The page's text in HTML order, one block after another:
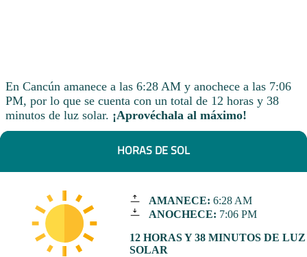
En Cancún amanece a las 6:28 AM y anochece a las 7:06
PM, por lo que se cuenta con un total de 12 horas y 38
minutos de luz solar. ¡Aprovéchala al máximo!
HORAS DE SOL
AMANECE: 6:28 AM
ANOCHECE: 7:06 PM
12 HORAS Y 38 MINUTOS DE LUZ
SOLAR